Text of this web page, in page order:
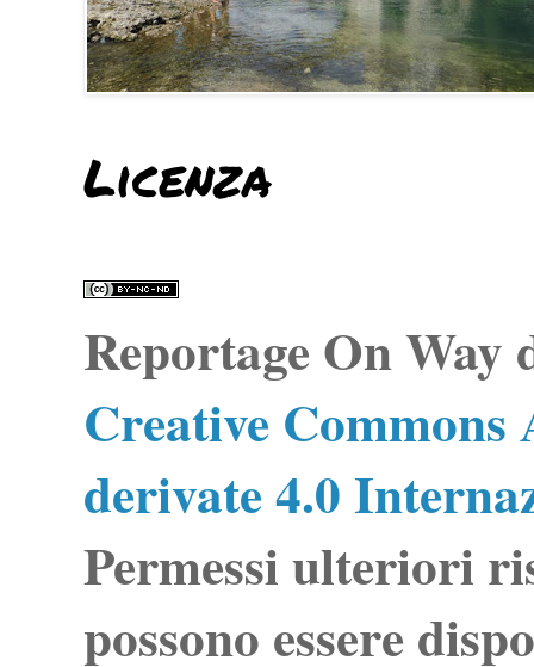
Licenza
Reportage On Way
Creative
derivate 4.0
Permessi ulteriori
possono essere